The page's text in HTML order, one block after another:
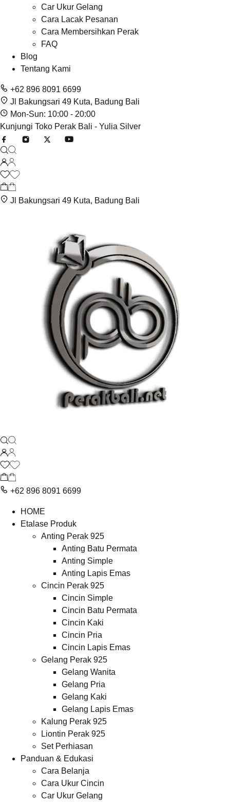
Car Ukur Gelang
Cara Lacak Pesanan
Cara Membersihkan Perak
FAQ
Blog
Tentang Kami
+62 896 8091 6699
Jl Bakungsari 49 Kuta, Badung Bali
Mon-Sun: 10:00 - 20:00
Kunjungi Toko Perak Bali - Yulia Silver
Jl Bakungsari 49 Kuta, Badung Bali
+62 896 8091 6699
HOME
Etalase Produk
Anting Perak 925
Anting Batu Permata
Anting Simple
Anting Lapis Emas
Cincin Perak 925
Cincin Simple
Cincin Batu Permata
Cincin Kaki
Cincin Pria
Cincin Lapis Emas
Gelang Perak 925
Gelang Wanita
Gelang Pria
Gelang Kaki
Gelang Lapis Emas
Kalung Perak 925
Liontin Perak 925
Set Perhiasan
Panduan & Edukasi
Cara Belanja
Cara Ukur Cincin
Car Ukur Gelang